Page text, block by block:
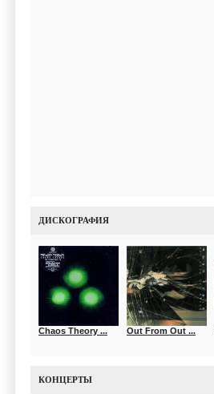
ДИСКОГРАФИЯ
Chaos Theory ... Out From Out ...
КОНЦЕРТЫ